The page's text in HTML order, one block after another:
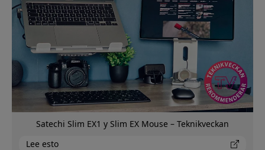
Satechi Slim EX1 y Slim EX Mouse – Teknikveckan
Lee esto